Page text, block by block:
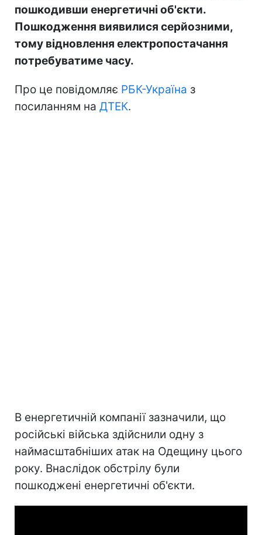
пошкодивши енергетичні об'єкти.
Пошкодження виявилися серйозними,
тому відновлення електропостачання
потребуватиме часу.
Про це повідомляє РБК-Україна з
посиланням на ДТЕК.
В енергетичній компанії зазначили, що
російські війська здійснили одну з
наймасштабніших атак на Одещину цього
року. Внаслідок обстрілу були
пошкоджені енергетичні об'єкти.